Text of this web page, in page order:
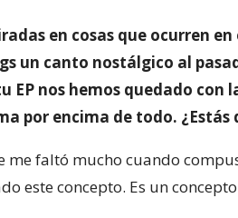
en cosas que ocurren
un canto nostálgico al
EP nos hemos quedado
por encima de todo. ¿Estás
faltó mucho cuando
este concepto. Es un